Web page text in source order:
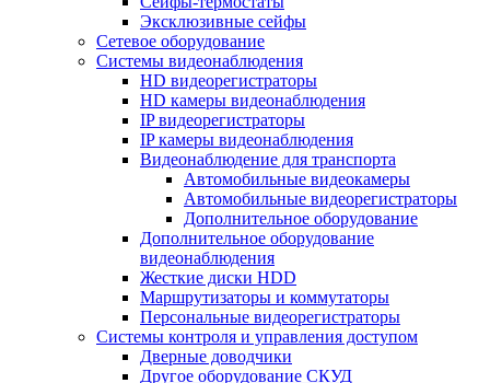
Эксклюзивные сейфы
Сетевое оборудование
Системы видеонаблюдения
HD видеорегистраторы
HD камеры видеонаблюдения
IP видеорегистраторы
IP камеры видеонаблюдения
Видеонаблюдение для транспорта
Автомобильные видеокамеры
Автомобильные видеорегистраторы
Дополнительное оборудование
Дополнительное оборудование
видеонаблюдения
Жесткие диски HDD
Маршрутизаторы и коммутаторы
Персональные видеорегистраторы
Системы контроля и управления доступом
Дверные доводчики
Другое оборудование СКУД